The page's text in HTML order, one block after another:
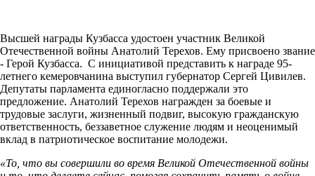
Высшей награды Кузбасса удостоен участник Великой
Отечественной войны Анатолий Терехов. Ему присвоено звание
- Герой Кузбасса. С инициативой представить к награде 95-
летнего кемеровчанина выступил губернатор Сергей Цивилев.
Депутаты парламента единогласно поддержали это
предложение. Анатолий Терехов награжден за боевые и
трудовые заслуги, жизненный подвиг, высокую гражданскую
ответственность, беззаветное служение людям и неоценимый
вклад в патриотическое воспитание молодежи.
«То, что вы совершили во время Великой Отечественной войны